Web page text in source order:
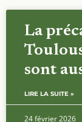
La
sont
LIRE LA SUITE »
24 février 2026